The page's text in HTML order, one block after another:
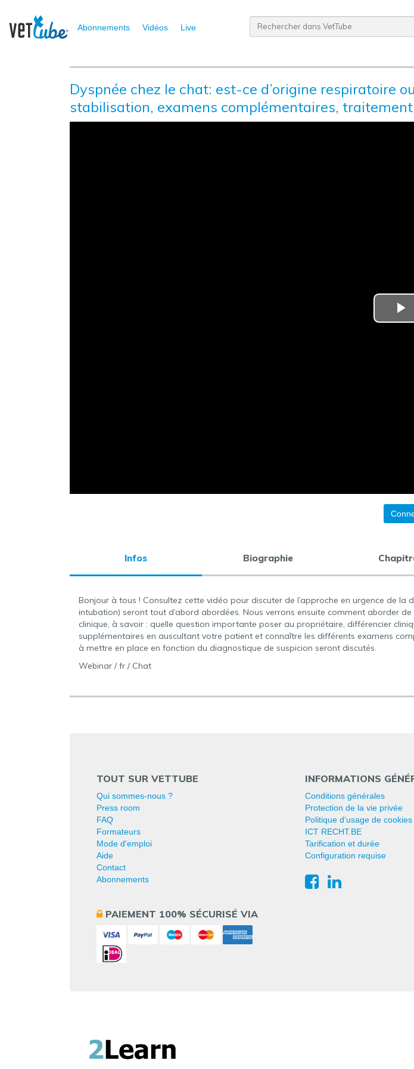
Abonnements Vidéos Live
Dyspnée chez le chat: est-ce d’origine respiratoire
stabilisation, examens complémentaires,
Infos Biographie
Bonjour à tous ! Consultez cette vidéo pour discuter de l’approche en urgence de
intubation) seront tout d’abord abordées. Nous verrons ensuite comment aborder
clinique, à savoir : quelle question importante poser au propriétaire, différencier
supplémentaires en auscultant votre patient et connaître les différents examens
à mettre en place en fonction du diagnostique de suspicion seront discutés.
Webinar / fr / Chat
TOUT SUR VETTUBE
Qui sommes-nous ?
Press room
FAQ
Formateurs
Mode d'emploi
Aide
Contact
Abonnements
PAIEMENT 100% SÉCURISÉ VIA
INFORMATIONS
Conditions générales
Protection de la vie privée
Politique d'usage de cookies
ICT RECHT.BE
Tarification et durée
Configuration requise